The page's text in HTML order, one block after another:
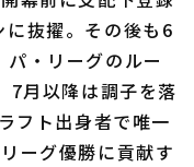
抜擢。その後も6
・リーグのルー
7月以降は調子を落
フト出身者で唯一
ーグ優勝に貢献す